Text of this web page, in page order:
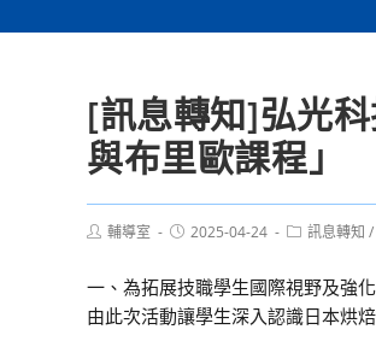
[訊息轉知]弘光
與布里歐課程」
Post輔導室
Post2025-04-24
Post訊息轉知 /
一、為拓展技職學生國際視野及強
由此次活動讓學生深入認識日本烘